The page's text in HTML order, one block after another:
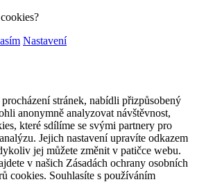
Nastavení
stránek, nabídli přizpůsobený
anonymně analyzovat návštěvnost,
které sdílíme se svými partnery pro
Jejich nastavení upravíte odkazem
jej můžete změnit v patičce webu.
v našich Zásadách ochrany osobních
cookies. Souhlasíte s používáním